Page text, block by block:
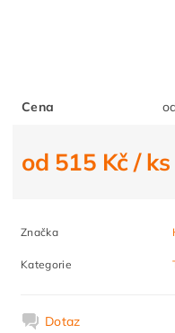
Cena
od 515 Kč/ ks
Značka
Kategorie
Dotaz